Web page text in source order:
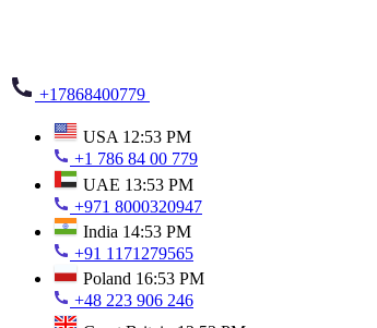
+17868400779
USA 12:53 PM
+1 786 84 00 779
UAE 13:53 PM
+971 8000320947
India 14:53 PM
+91 1171279565
Poland 16:53 PM
+48 223 906 246